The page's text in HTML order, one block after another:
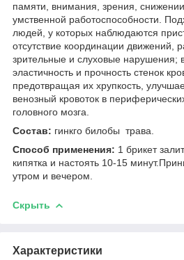
памяти, внимания, зрения,
умственной работоспособности.
людей, у которых наблюдаются
отсутствие координации движений,
зрительные и слуховые нарушения;
эластичность и прочность стенок
предотвращая их хрупкость,
венозный кровоток в
головного мозга.
Состав: гинкго билобы трава.
Способ применения: 1 брикет
кипятка и настоять 10-15
утром и вечером.
Скрыть
Характеристики